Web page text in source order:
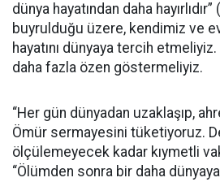
dünya hayatından daha
buyrulduğu üzere, kendimiz ve
hayatını dünyaya tercih
daha fazla özen göstermeliyiz.
“Her gün dünyadan uzaklaşıp,
Ömür sermayesini tüketiyoruz.
ölçülemeyecek kadar kıymetli
“Ölümden sonra bir daha